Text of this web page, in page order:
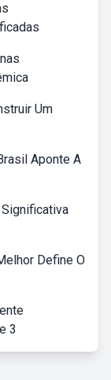
Um
Aponte A
Define O
3